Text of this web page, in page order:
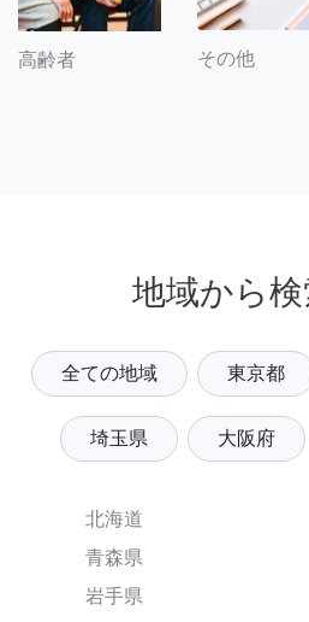
高齢者 その他
地域から
全ての地域 東京都
埼玉県 大阪府
北海道
青森県
岩手県